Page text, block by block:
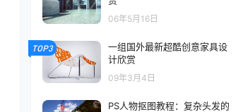
06年5月16日
TOP3
一组国外最新超酷创意家具设
计欣赏
09年3月4日
PS人物抠图教程：复杂头发的